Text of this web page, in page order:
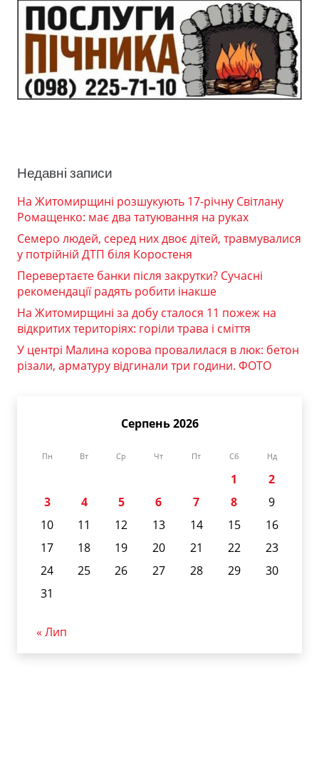
Недавні записи
На Житомирщині розшукують 17-річну Світлану
Ромащенко: має два татуювання на руках
Семеро людей, серед них двоє дітей, травмувалися
у потрійній ДТП біля Коростеня
Перевертаєте банки після закрутки? Сучасні
рекомендації радять робити інакше
На Житомирщині за добу сталося 11 пожеж на
відкритих територіях: горіли трава і сміття
У центрі Малина корова провалилася в люк: бетон
різали, арматуру відгинали три години. ФОТО
Серпень 2026
Пн Вт Ср Чт Пт Сб Нд
1
2
3
4 5 6 7 8
9
10
11 12 13 14 15
16
17
18 19 20 21 22
23
24
25 26 27 28 29
30
31
« Лип